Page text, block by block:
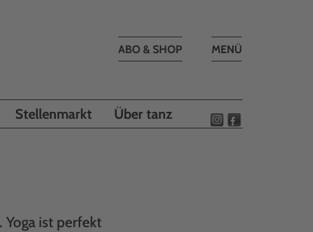
Toggle
MENÜ
ABO & SHOP
Stellenmarkt Über tanz
Yoga ist perfekt